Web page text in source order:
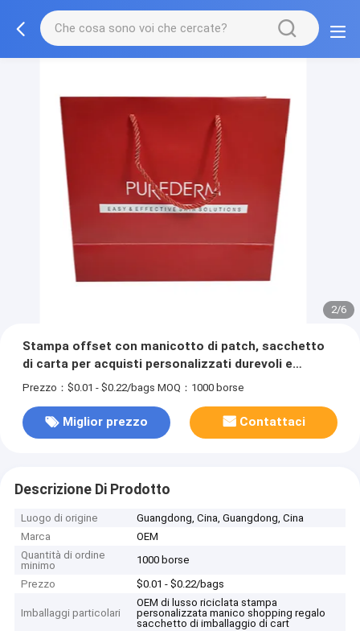
3/6
Stampa offset con manicotto di patch, sacchetto
di carta per acquisti personalizzati durevoli e
riciclabili
Prezzo：$0.01 - $0.22/bags MOQ：1000 borse
Miglior prezzo Contattaci
Descrizione Di Prodotto
Luogo di origine
Guangdong, Cina, Guangdong, Cina
Marca
OEM
Quantità di ordine
minimo
1000 borse
Prezzo
$0.01 - $0.22/bags
Imballaggi particolari
OEM di lusso riciclata stampa
personalizzata manico shopping regalo
sacchetto di imballaggio di cart